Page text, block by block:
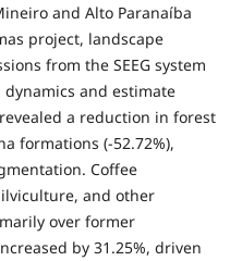
and Alto Paranaíba
project, landscape
from the SEEG system
and estimate
a reduction in forest
formations (-52.72%),
Coffee
and other
over former
by 31.25%, driven